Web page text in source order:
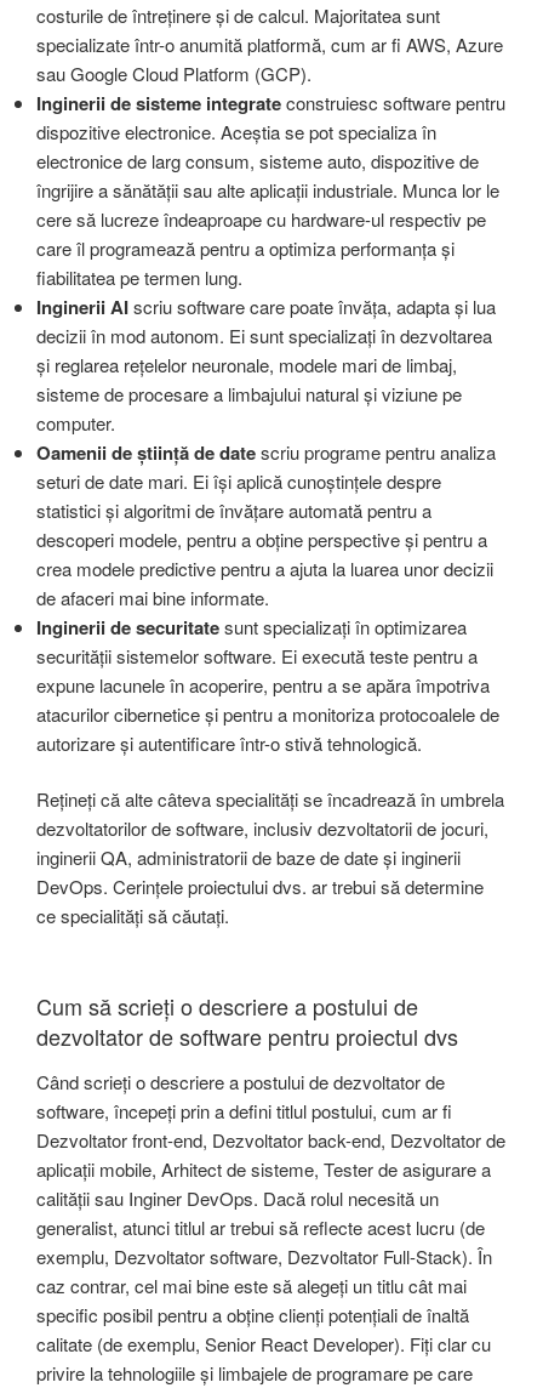
costurile de întreținere și de calcul. Majoritatea sunt
specializate într-o anumită platformă, cum ar fi AWS, Azure
sau Google Cloud Platform (GCP).
Inginerii de sisteme integrateconstruiesc software pentru
dispozitive electronice. Aceștia se pot specializa în
electronice de larg consum, sisteme auto, dispozitive de
îngrijire a sănătății sau alte aplicații industriale. Munca lor le
cere să lucreze îndeaproape cu hardware-ul respectiv pe
care îl programează pentru a optimiza performanța și
fiabilitatea pe termen lung.
Inginerii AIscriu software care poate învăța, adapta și lua
decizii în mod autonom. Ei sunt specializați în dezvoltarea
și reglarea rețelelor neuronale, modele mari de limbaj,
sisteme de procesare a limbajului natural și viziune pe
computer.
Oamenii de știință de datescriu programe pentru analiza
seturi de date mari. Ei își aplică cunoștințele despre
statistici și algoritmi de învățare automată pentru a
descoperi modele, pentru a obține perspective și pentru a
crea modele predictive pentru a ajuta la luarea unor decizii
de afaceri mai bine informate.
Inginerii de securitatesunt specializați în optimizarea
securității sistemelor software. Ei execută teste pentru a
expune lacunele în acoperire, pentru a se apăra împotriva
atacurilor cibernetice și pentru a monitoriza protocoalele de
autorizare și autentificare într-o stivă tehnologică.
Rețineți că alte câteva specialități se încadrează în umbrela
dezvoltatorilor de software, inclusiv dezvoltatorii de jocuri,
inginerii QA, administratorii de baze de date și inginerii
DevOps. Cerințele proiectului dvs. ar trebui să determine
ce specialități să căutați.
Cum să scrieți o descriere a postului de
dezvoltator de software pentru proiectul dvs
Când scrieți o descriere a postului de dezvoltator de
software, începeți prin a defini titlul postului, cum ar fi
Dezvoltator front-end, Dezvoltator back-end, Dezvoltator de
aplicații mobile, Arhitect de sisteme, Tester de asigurare a
calității sau Inginer DevOps. Dacă rolul necesită un
generalist, atunci titlul ar trebui să reflecte acest lucru (de
exemplu, Dezvoltator software, Dezvoltator Full-Stack). În
caz contrar, cel mai bine este să alegeți un titlu cât mai
specific posibil pentru a obține clienți potențiali de înaltă
calitate (de exemplu, Senior React Developer). Fiți clar cu
privire la tehnologiile și limbajele de programare pe care